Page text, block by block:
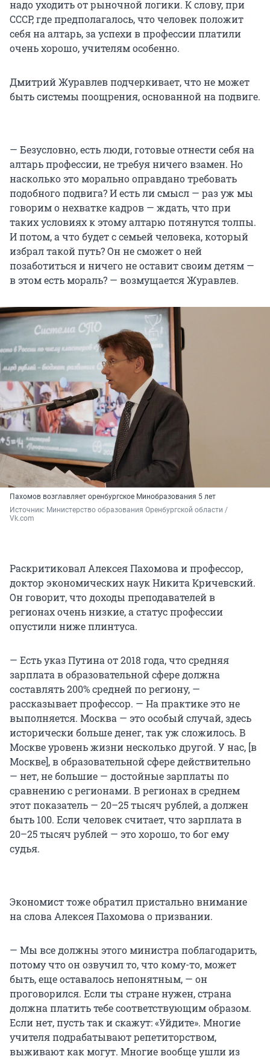
надо уходить от рыночной логики. К слову, при
СССР, где предполагалось, что человек положит
себя на алтарь, за успехи в профессии платили
очень хорошо, учителям особенно.
Дмитрий Журавлев подчеркивает, что не может
быть системы поощрения, основанной на подвиге.
— Безусловно, есть люди, готовые отнести себя на
алтарь профессии, не требуя ничего взамен. Но
насколько это морально оправдано требовать
подобного подвига? И есть ли смысл — раз уж мы
говорим о нехватке кадров — ждать, что при
таких условиях к этому алтарю потянутся толпы.
И потом, а что будет с семьей человека, который
избрал такой путь? Он не сможет о ней
позаботиться и ничего не оставит своим детям —
в этом есть мораль? — возмущается Журавлев.
Пахомов возглавляет оренбургское Минобразования 5 лет
Источник: Министерство образования Оренбургской области /
Vk.com
Раскритиковал Алексея Пахомова и профессор,
доктор экономических наук Никита Кричевский.
Он говорит, что доходы преподавателей в
регионах очень низкие, а статус профессии
опустили ниже плинтуса.
— Есть указ Путина от 2018 года, что средняя
зарплата в образовательной сфере должна
составлять 200% средней по региону, —
рассказывает профессор. — На практике это не
выполняется. Москва — это особый случай, здесь
исторически больше денег, так уж сложилось. В
Москве уровень жизни несколько другой. У нас, [в
Москве], в образовательной сфере действительно
— нет, не большие — достойные зарплаты по
сравнению с регионами. В регионах в среднем
этот показатель — 20–25 тысяч рублей, а должен
быть 100. Если человек считает, что зарплата в
20–25 тысяч рублей — это хорошо, то бог ему
судья.
Экономист тоже обратил пристально внимание
на слова Алексея Пахомова о призвании.
— Мы все должны этого министра поблагодарить,
потому что он озвучил то, что кому-то, может
быть, еще оставалось непонятным, — он
проговорился. Если ты стране нужен, страна
должна платить тебе соответствующим образом.
Если нет, пусть так и скажут: «Уйдите». Многие
учителя подрабатывают репетиторством,
выживают как могут. Многие вообще ушли из